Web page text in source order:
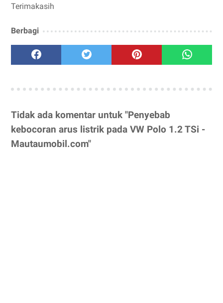
Terimakasih
Berbagi
Tidak ada komentar untuk "Penyebab
kebocoran arus listrik pada VW Polo 1.2 TSi -
Mautaumobil.com"